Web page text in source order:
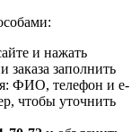
и нажать
заказа заполнить
ФИО, телефон и e-
чтобы уточнить